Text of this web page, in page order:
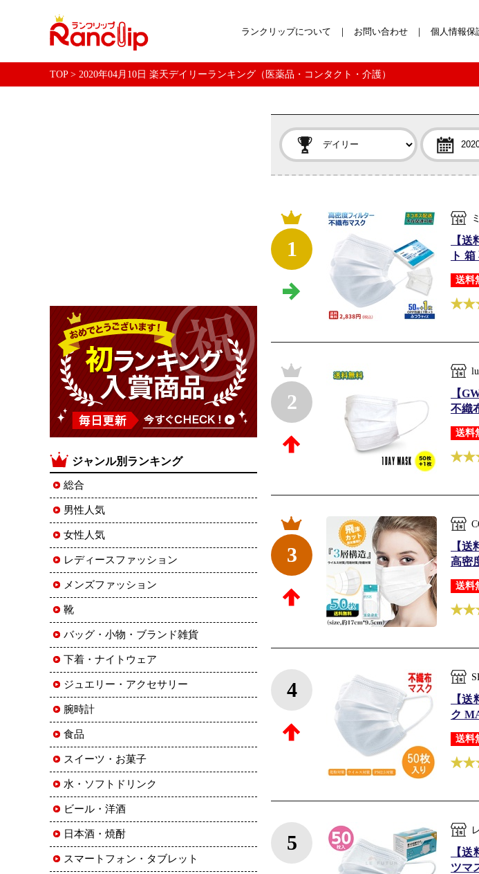
ランクリップについて お問い合わせ 個人情報保
TOP> 2020年04月10日 楽天デイリーランキング（医薬品・コンタクト・介護）
1
【
ト
送料
2
【
不織
送料
3
【
高密
送料
4
【
ク
送料
5
【
ツマ
ジャンル別ランキング
総合
男性人気
女性人気
レディースファッション
メンズファッション
靴
バッグ・小物・ブランド雑貨
下着・ナイトウェア
ジュエリー・アクセサリー
腕時計
食品
スイーツ・お菓子
水・ソフトドリンク
ビール・洋酒
日本酒・焼酎
スマートフォン・タブレット